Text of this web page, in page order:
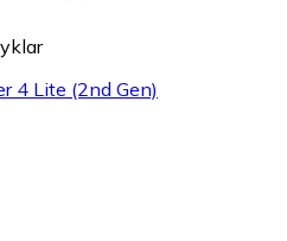
4 Lite (2nd Gen)